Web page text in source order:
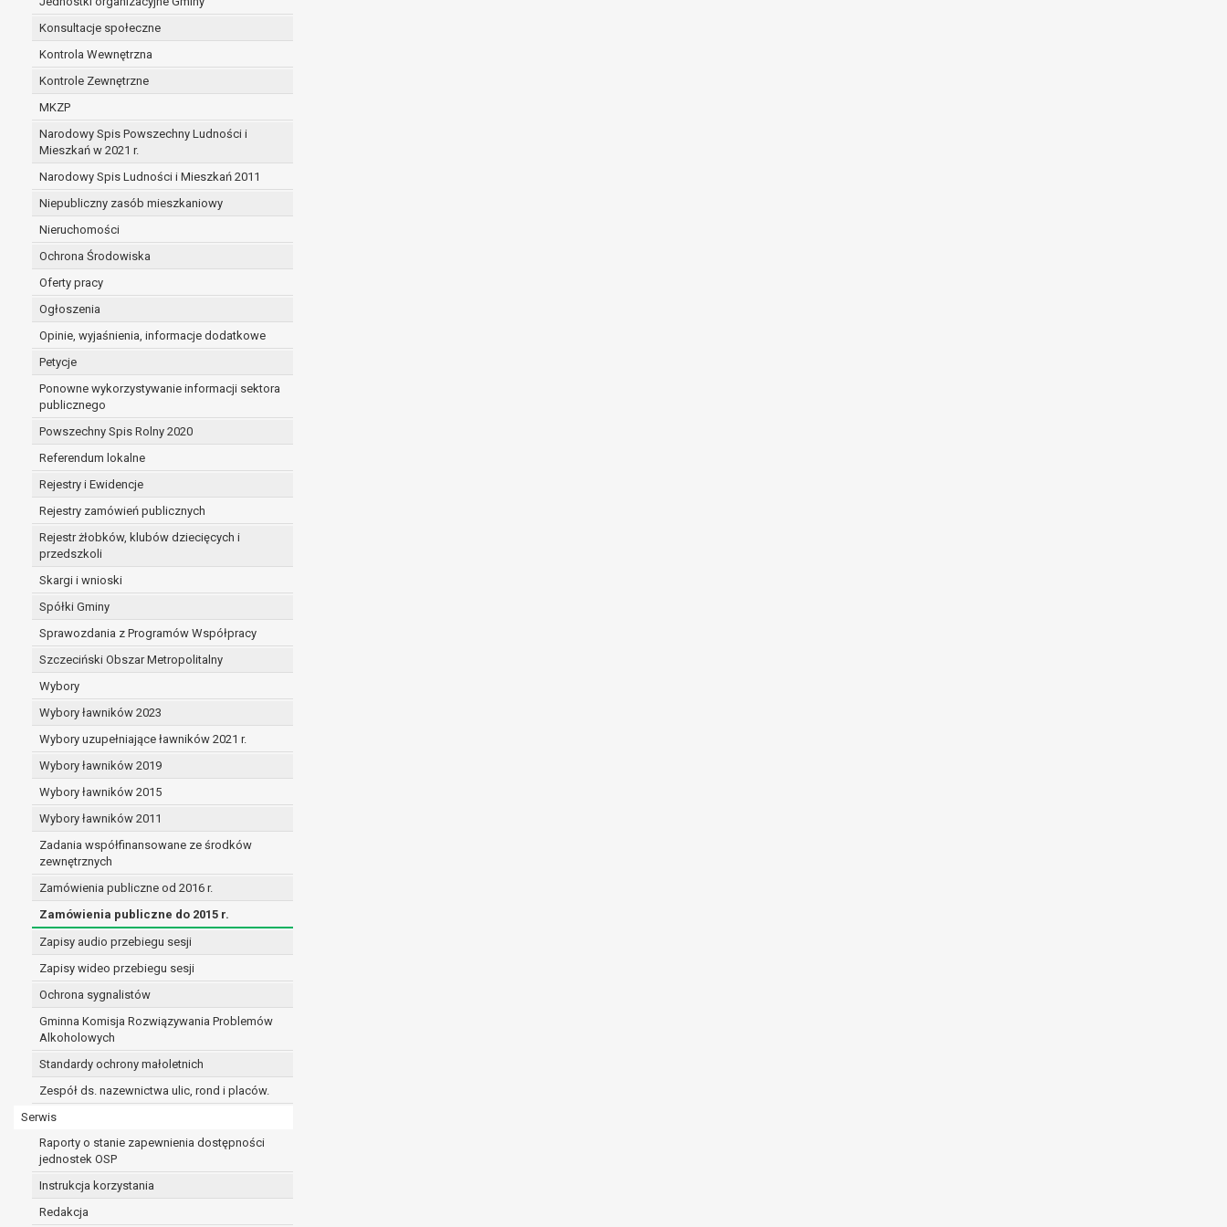
Konsultacje społeczne
Kontrola Wewnętrzna
Kontrole Zewnętrzne
MKZP
Narodowy Spis Powszechny Ludności i
Mieszkań w 2021 r.
Narodowy Spis Ludności i Mieszkań 2011
Niepubliczny zasób mieszkaniowy
Nieruchomości
Ochrona Środowiska
Oferty pracy
Ogłoszenia
Opinie, wyjaśnienia, informacje dodatkowe
Petycje
Ponowne wykorzystywanie informacji sektora
publicznego
Powszechny Spis Rolny 2020
Referendum lokalne
Rejestry i Ewidencje
Rejestry zamówień publicznych
Rejestr żłobków, klubów dziecięcych i
przedszkoli
Skargi i wnioski
Spółki Gminy
Sprawozdania z Programów Współpracy
Szczeciński Obszar Metropolitalny
Wybory
Wybory ławników 2023
Wybory uzupełniające ławników 2021 r.
Wybory ławników 2019
Wybory ławników 2015
Wybory ławników 2011
Zadania współfinansowane ze środków
zewnętrznych
Zamówienia publiczne od 2016 r.
Zamówienia publiczne do 2015 r.
Zapisy audio przebiegu sesji
Zapisy wideo przebiegu sesji
Ochrona sygnalistów
Gminna Komisja Rozwiązywania Problemów
Alkoholowych
Standardy ochrony małoletnich
Zespół ds. nazewnictwa ulic, rond i placów.
Serwis
Raporty o stanie zapewnienia dostępności
jednostek OSP
Instrukcja korzystania
Redakcja